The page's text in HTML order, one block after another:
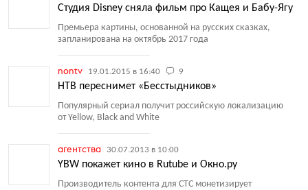
Студия Disney сняла фильм про Кащея и Бабу-Ягу
Премьера картины, основанной на русских сказках,
запланирована на октябрь 2017 года
nontv 19.01.2015 в 16:40 9
НТВ переснимет «Бесстыдников»
Популярный сериал получит российскую локализацию
от Yellow, Black and White
агентства 30.07.2013 в 10:00
YBW покажет кино в Rutube и Окно.ру
Производитель контента для СТС монетизирует